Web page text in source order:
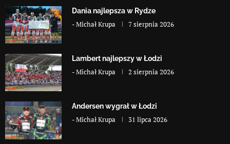
Dania najlepsza w Rydze
-Michał Krupa 7 sierpnia 2026
Lambert najlepszy w Łodzi
-Michał Krupa 2 sierpnia 2026
Andersen wygrał w Łodzi
-Michał Krupa 31 lipca 2026